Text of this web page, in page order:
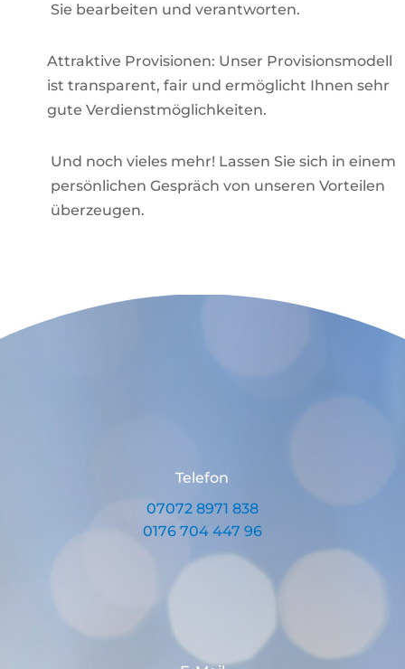
Sie bearbeiten und verantworten.
Attraktive Provisionen: Unser Provisionsmodell
ist transparent, fair und ermöglicht Ihnen sehr
gute Verdienstmöglichkeiten.
Und noch vieles mehr! Lassen Sie sich in einem
persönlichen Gespräch von unseren Vorteilen
überzeugen.
Telefon
07072 8971 838
0176 704 447 96